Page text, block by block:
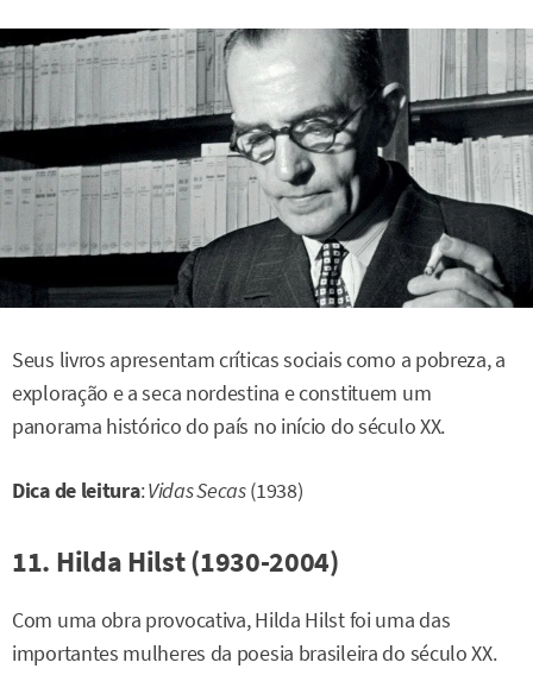
Seus livros apresentam críticas sociais como a pobreza, a
exploração e a seca nordestina e constituem um
panorama histórico do país no início do século XX.
Dica de leitura:Vidas Secas(1938)
11. Hilda Hilst (1930-2004)
Com uma obra provocativa, Hilda Hilst foi uma das
importantes mulheres da poesia brasileira do século XX.